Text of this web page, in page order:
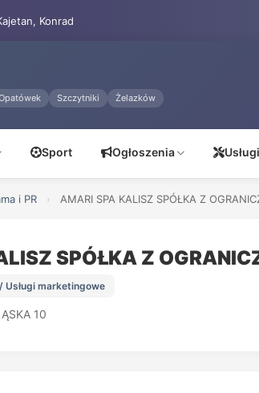
Konrad
Szczytniki Żelazków
Sport Ogłoszenia Usługi
i PR › AMARI SPA KALISZ SPÓŁKA Z
SPÓŁKA Z
Usługi marketingowe
10